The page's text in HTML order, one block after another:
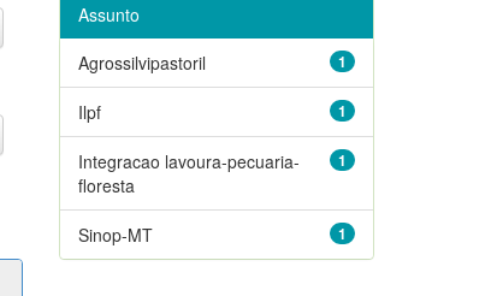
Assunto
1
Agrossilvipastoril
1
Ilpf
1
Integracao lavoura-pecuaria-
floresta
1
Sinop-MT